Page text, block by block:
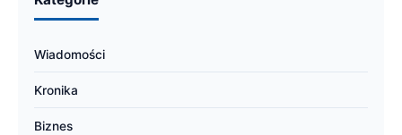
Wiadomości
Kronika
Biznes